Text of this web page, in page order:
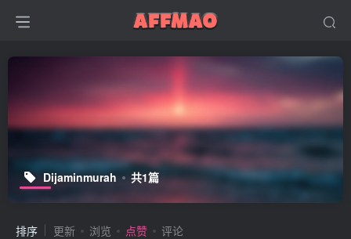
Dijaminmurah 共1篇
排序 更新 浏览 点赞 评论